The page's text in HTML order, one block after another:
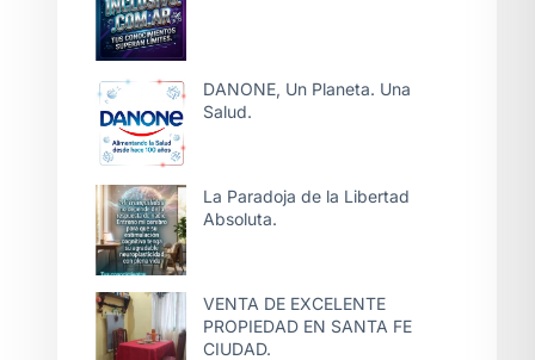
DANONE, Un Planeta. Una
Salud.
La Paradoja de la Libertad
Absoluta.
VENTA DE EXCELENTE
PROPIEDAD EN SANTA FE
CIUDAD.